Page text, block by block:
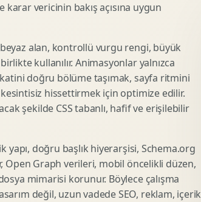
Filmi Teknik Modelleme
Gorsel Tasarimi
Tasarimi
Tasarimi
Marka Stratejisi
Marka Konumlandirma
Isimlendirme
Rekabet Analizi
Marka Mimarisi
Deger Onerisi Tasarimi
Pazara Giris Stratejisi
karar vericinin bakış açısına uygun
alan, kontrollü vurgu rengi, büyük
kullanılır. Animasyonlar yalnızca
doğru bölüme taşımak, sayfa ritmini
hissettirmek için optimize edilir.
şekilde CSS tabanlı, hafif ve erişilebilir
yapı, doğru başlık hiyerarşisi, Schema.org
Open Graph verileri, mobil öncelikli düzen,
mimarisi korunur. Böylece çalışma
değil, uzun vadede SEO, reklam, içerik